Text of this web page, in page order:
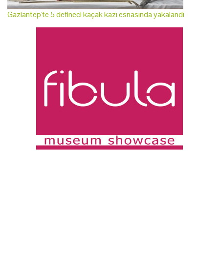
Gaziantep'te 5 defineci kaçak kazı esnasında yakalandı